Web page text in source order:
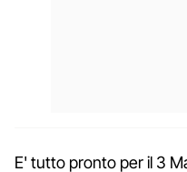
E' tutto pronto per il 3